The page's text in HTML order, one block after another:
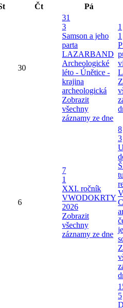
Čt Pá
30
31
3
Samson a jeho
parta
LAZARBAND
Archeologické
léto - Únětice -
krajina
archeologická
Zobrazit
všechny
záznamy ze dne
1
1
6
7
1
XXI. ročník
VWODOKRTY
2026
Zobrazit
všechny
záznamy ze dne
8
3
5